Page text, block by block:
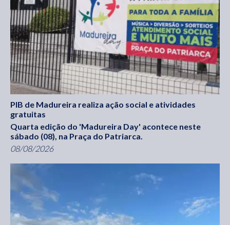
PIB de Madureira realiza ação social e atividades
gratuitas
Quarta edição do 'Madureira Day' acontece neste
sábado (08), na Praça do Patriarca.
08/08/2026